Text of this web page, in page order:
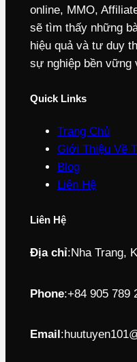
online, MMO,
sẽ tìm thấy những
hiệu quả và tư duy
sự nghiệp bền vững
Quick Links
Trang Chủ
Giới Thiệu Về
Blog
Liên Hệ
Liên Hệ
Địa chỉ:Nha Trang,
Phone:+84 905 789
Email :